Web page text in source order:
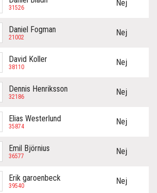
31526 Nej
Daniel Fogman
21002 Nej
David Koller
38110 Nej
Dennis Henriksson
32186 Nej
Elias Westerlund
35874 Nej
Emil Björnius
36577 Nej
Erik garoenbeck
39540 Nej